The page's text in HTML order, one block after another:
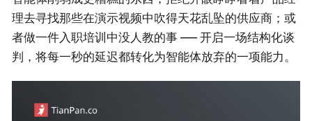
理去寻找那些在演示视频中吹得天花乱坠的供应商；或
者做一件入职培训中没人教的事 —— 开启一场结构化谈
判，将每一秒的延迟都转化为智能体放弃的一项能力。